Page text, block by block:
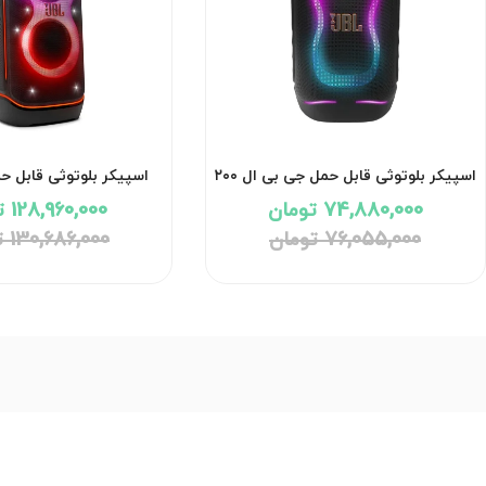
اسپیکر بلوتوثی قابل حمل جی بی ال ۲۰۰
ماهه شرکتی
74,880,000 تومان
76,055,000 تومان
اسپیکر بلوتوثی
گارانتی 18 ماهه شرکتی
128,960,000 تومان
130,686,000 تومان